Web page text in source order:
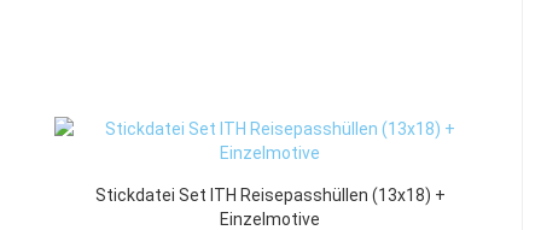
Stickdatei Set ITH Reisepasshüllen (13x18) +
Einzelmotive